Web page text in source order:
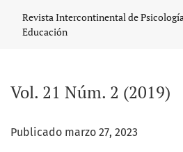
Revista Intercontinental de
Educación
Vol. 21 Núm. 2 (2019)
Publicado marzo 27, 2023